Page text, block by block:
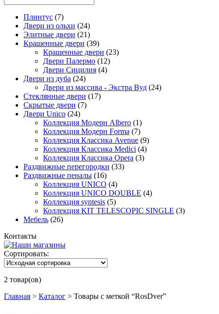
Плинтус (7)
Двери из ольхи (24)
Элитные двери (21)
Крашенные двери (39)
Крашенные двери (23)
Двери Палермо (12)
Двери Сицилия (4)
Двери из дуба (24)
Двери из массива - Экстра Вуд (24)
Стеклянные двери (17)
Скрытые двери (7)
Двери Unico (24)
Коллекция Модерн Albero (1)
Коллекция Модерн Forma (7)
Коллекция Классика Avenue (9)
Коллекция Классика Medici (4)
Коллекция Классика Opera (3)
Раздвижные перегородки (33)
Раздвижные пеналы (16)
Коллекция UNICO (4)
Коллекция UNICO DOUBLE (4)
Коллекция syntesis (5)
Коллекция KIT TELESCOPIC SINGLE (3)
Мебель (26)
Контакты
Сортировать:
2 товар(ов)
Главная > Каталог > Товары с меткой “RosDver”